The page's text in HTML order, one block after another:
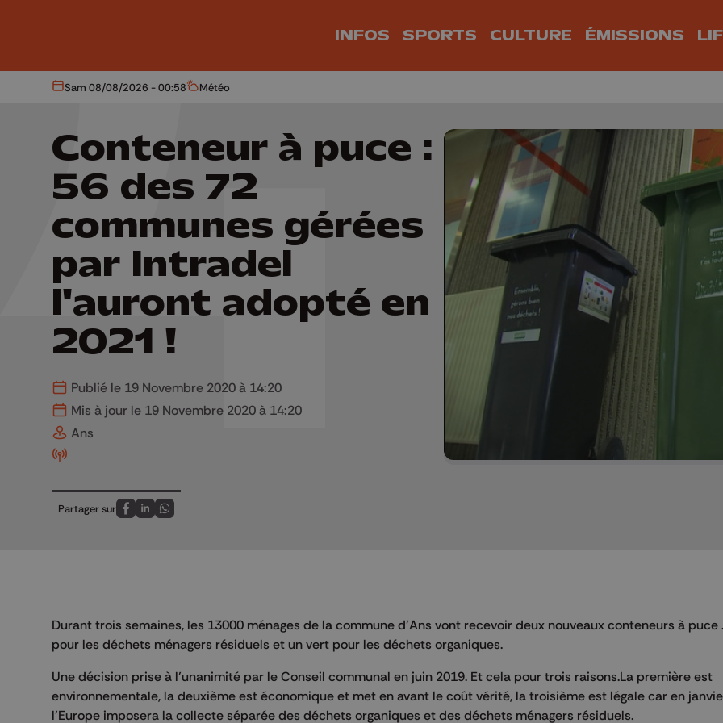
INFOS SPORTS CULTURE ÉMISSIONS
Aujourd'hui
Sam 08/08/2026 - 00:58 Météo
Météo
Conteneur à puce :
56 des 72
communes gérées
par Intradel
l'auront adopté en
2021 !
Publié le 19 Novembre 2020 à 14:20
Mis à jour le 19 Novembre 2020 à 14:20
Ans
Partager sur
Partagez sur FaceBook
Partagez sur LinkedIn
Partagez sur Whatsapp
Durant trois semaines, les 13000 ménages de la commune d’Ans vont recevoir deux nouveaux conteneurs à puce
pour les déchets ménagers résiduels et un vert pour les déchets organiques.
Une décision prise à l’unanimité par le Conseil communal en juin 2019. Et cela pour trois raisons.La première est
environnementale, la deuxième est économique et met en avant le coût vérité, la troisième est légale car en
l'Europe imposera la collecte séparée des déchets organiques et des déchets ménagers résiduels.